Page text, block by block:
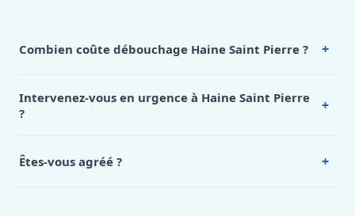
Combien coûte débouchage Haine Saint Pierre ? +
Saint Pierre, appelez le 0472 53 24 26.
Intervenez-vous en urgence à Haine Saint Pierre
?
+
Êtes-vous agréé ? +